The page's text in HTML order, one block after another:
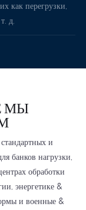
как перегрузки,
д.
МЫ
и
банков нагрузки,
обработки
энергетике &
и военные &